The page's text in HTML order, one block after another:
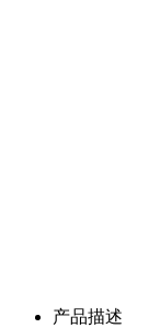
产品描述